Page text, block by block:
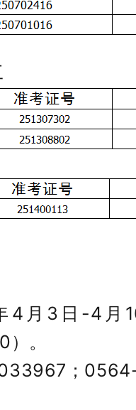
4月3日-4月
。
；